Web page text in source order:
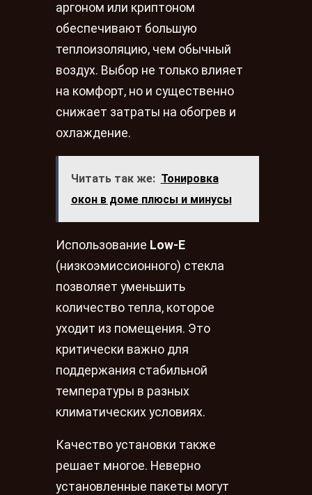
аргоном или криптоном
обеспечивают большую
теплоизоляцию, чем обычный
воздух. Выбор не только влияет
на комфорт, но и существенно
снижает затраты на обогрев и
охлаждение.
Читать так же: Тонировка
окон в доме плюсы и минусы
Использование Low-E
(низкоэмиссионного) стекла
позволяет уменьшить
количество тепла, которое
уходит из помещения. Это
критически важно для
поддержания стабильной
температуры в разных
климатических условиях.
Качество установки также
решает многое. Неверно
установленные пакеты могут